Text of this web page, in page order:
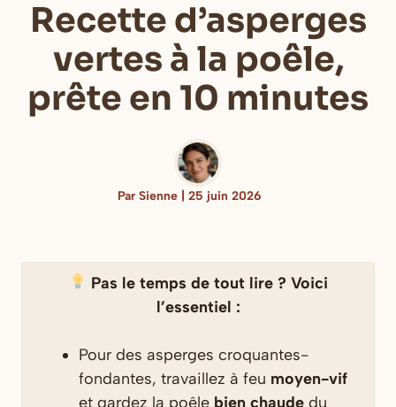
Recette d’asperges
vertes à la poêle,
prête en 10 minutes
Par Sienne | 25 juin 2026
Pas le temps de tout lire ? Voici
l’essentiel :
Pour des asperges croquantes-
fondantes, travaillez à feu moyen-vif
et gardez la poêle bien chaude du